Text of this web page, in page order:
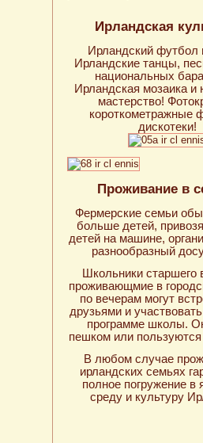
Ирландская
Ирландский футбол
Ирландские танцы,
национальных
Ирландская мозаика и
мастерство!
короткометражные
дискотеки!
Проживание в
Фермерские семьи
больше детей,
детей на машине,
разнообразный
Школьники старшего
проживающмие в
по вечерам могут
друзьями и
программе школы.
пешком или
В любом случае
ирландских семьях
полное погружение в
среду и культуру